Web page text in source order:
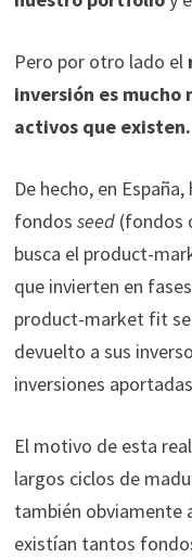
Pero por otro lado el
inversión es mucho
activos que existen.
De hecho, en
fondos seed(fondos
busca el product-
que invierten en
product-market fit se
devuelto a sus
inversiones
El motivo de esta
largos ciclos de
también obviamente
existían tantos